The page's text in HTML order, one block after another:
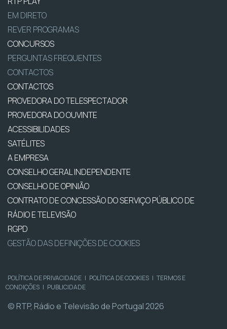
EM DIRETO
REVER PROGRAMAS
CONCURSOS
PERGUNTAS FREQUENTES
CONTACTOS
CONTACTOS
PROVEDORA DO TELESPECTADOR
PROVEDORA DO OUVINTE
ACESSIBILIDADES
SATÉLITES
A EMPRESA
CONSELHO GERAL INDEPENDENTE
CONSELHO DE OPINIÃO
CONTRATO DE CONCESSÃO DO SERVIÇO PÚBLICO DE
RÁDIO E TELEVISÃO
RGPD
GESTÃO DAS DEFINIÇÕES DE COOKIES
POLÍTICA DE PRIVACIDADE | POLÍTICA DE COOKIES | TERMOS E
CONDIÇÕES | PUBLICIDADE
© RTP, Rádio e Televisão de Portugal 2026